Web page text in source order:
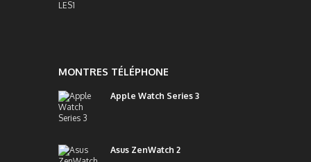
MONTRES TÉLÉPHONE
Apple Watch Series 3
Asus ZenWatch 2